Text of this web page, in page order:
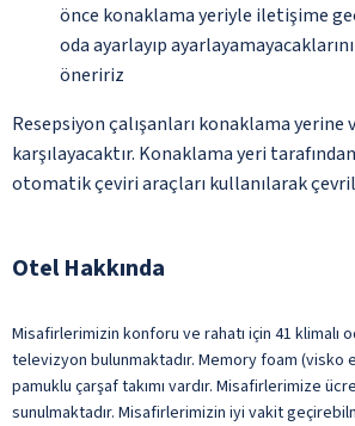
önce konaklama yeriyle iletişime
oda ayarlayıp
öneririz
Resepsiyon çalışanları konaklama yerine
karşılayacaktır. Konaklama yeri
otomatik çeviri araçları kullanılarak
Otel Hakkında
Misafirlerimizin konforu ve rahatı için 41 klimalı
televizyon bulunmaktadır. Memory foam (visko
pamuklu çarşaf takımı vardır. Misafirlerimize
sunulmaktadır. Misafirlerimizin iyi vakit